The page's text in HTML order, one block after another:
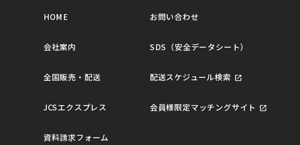
HOME
会社案内
全国販売・配送
JCSエクスプレス
資料請求フォーム
お問い合わせ
SDS（安全データシート）
配送スケジュール検索
会員様限定マッチングサイト